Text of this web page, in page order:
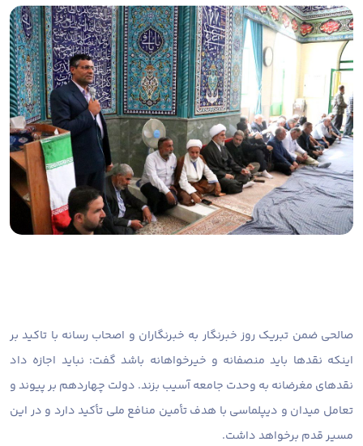
صالحی ضمن تبریک روز خبرنگار به خبرنگاران و اصحاب رسانه با تاکید بر
اینکه نقدها باید منصفانه و خیرخواهانه باشد گفت: نباید اجازه داد
نقدهای مغرضانه به وحدت جامعه آسیب بزند. دولت چهاردهم بر پیوند و
تعامل میدان و دیپلماسی با هدف تأمین منافع ملی تأکید دارد و در این
مسیر قدم برخواهد داشت.